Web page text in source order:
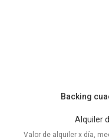
Backing
Alquiler
Valor de alquiler x día,